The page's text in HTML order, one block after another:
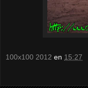
100x100 2012 en 15:27